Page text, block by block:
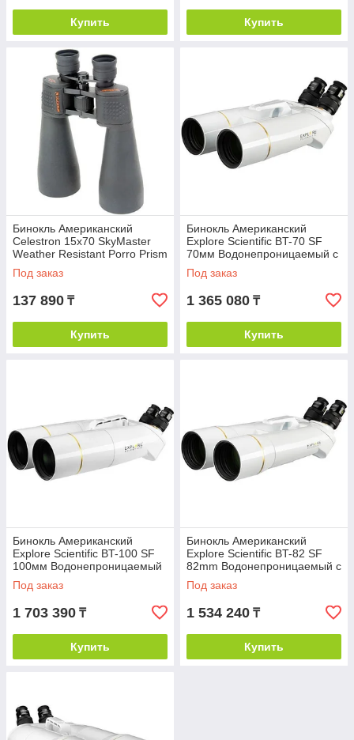
Купить Купить
Бинокль Американский
Celestron 15x70 SkyMaster
Weather Resistant Porro Prism
Под заказ
137 890 ₸
Купить
Бинокль Американский
Explore Scientific BT-70 SF
70мм Водонепроницаемый с
Призмой Порро
Под заказ
1 365 080 ₸
Купить
Бинокль Американский
Explore Scientific BT-100 SF
100мм Водонепроницаемый
с Призмой Порро
Под заказ
1 703 390 ₸
Купить
Бинокль Американский
Explore Scientific BT-82 SF
82mm Водонепроницаемый с
Призмой Порро
Под заказ
1 534 240 ₸
Купить